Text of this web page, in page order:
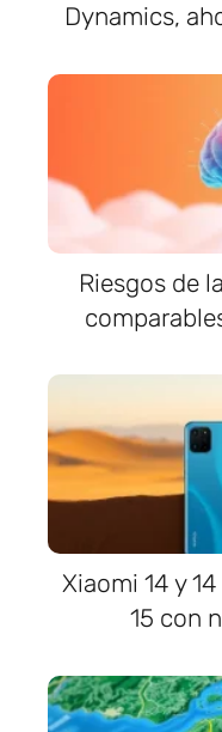
Dynamics,
Riesgos de
Xiaomi 14 y
15 con